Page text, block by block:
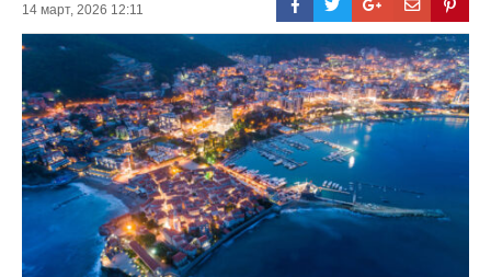
14 март, 2026 12:11